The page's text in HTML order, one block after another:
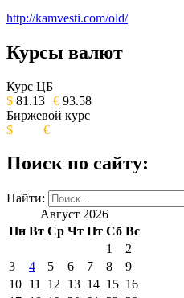
http://kamvesti.com/old/
ОБЩЕСТВЕННО-
ИЗДАНИЕ
Курсы валют
Курс ЦБ
$ 81.13 € 93.58
Биржевой курс
$
€
Поиск по сайту:
Найти:
Август 2026
Пн Вт Ср Чт Пт Сб Вс
1
2
3
4 5 6 7 8
9
10 11 12 13 14 15 16